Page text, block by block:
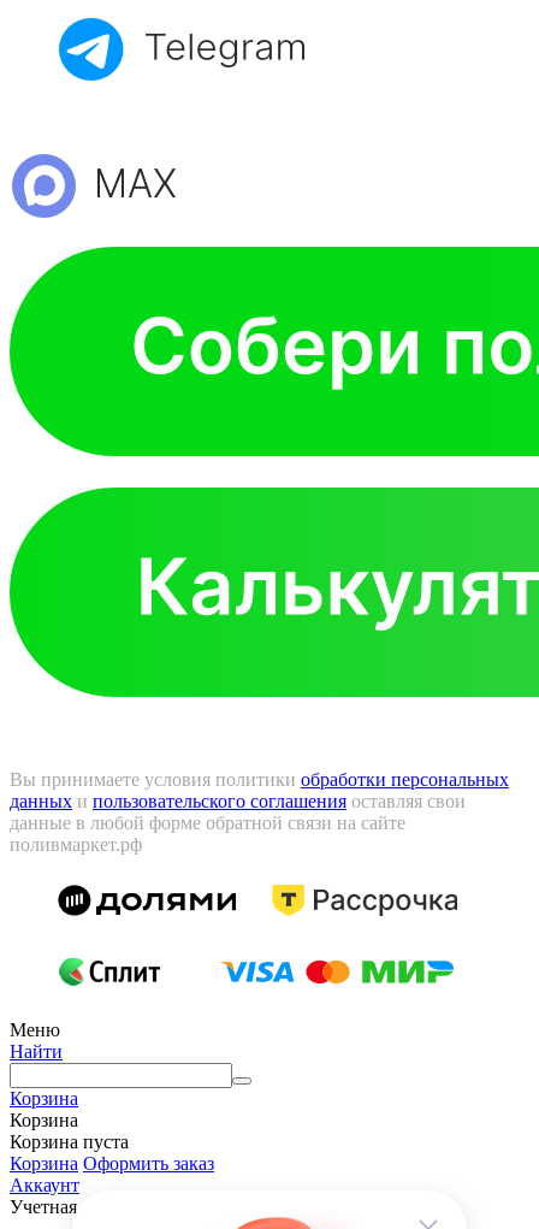
Вы принимаете условия политики обработки персональных
данных и пользовательского соглашения оставляя свои
данные в любой форме обратной связи на сайте
поливмаркет.рф
Меню
Найти
Корзина
Корзина
Корзина пуста
Корзина Оформить заказ
Аккаунт
Учетная запись